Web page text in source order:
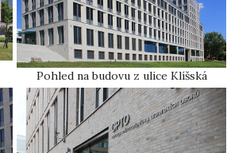
Pohled na budovu z ulice Klíšská